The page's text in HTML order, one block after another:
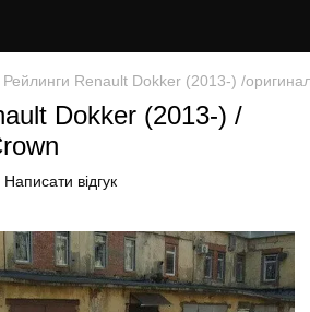
Рейлинги Renault Dokker (2013-) /
Dokker (2013-) /
Написати відгук